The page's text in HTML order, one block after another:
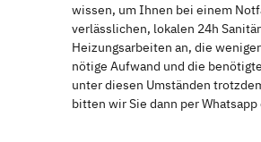
wissen, um Ihnen bei einem
verlässlichen, lokalen 24h
Heizungsarbeiten an, die
nötige Aufwand und die
unter diesen Umständen
bitten wir Sie dann per